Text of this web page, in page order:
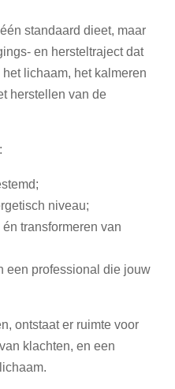
standaard dieet, maar
en hersteltraject dat
lichaam, het kalmeren
herstellen van de
niveau;
transformeren van
een professional die jouw
ontstaat er ruimte voor
klachten, en een